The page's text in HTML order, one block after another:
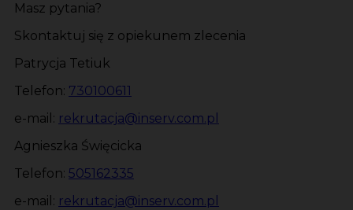
Masz pytania?
Skontaktuj się z opiekunem zlecenia
Patrycja Tetiuk
Telefon: 730100611
e-mail: rekrutacja@inserv.com.pl
Agnieszka Święcicka
Telefon: 505162335
e-mail: rekrutacja@inserv.com.pl